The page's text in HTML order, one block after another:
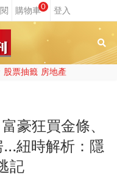
0
股票抽籤 房地產
豪狂買金條、
紐時解析：隱
記